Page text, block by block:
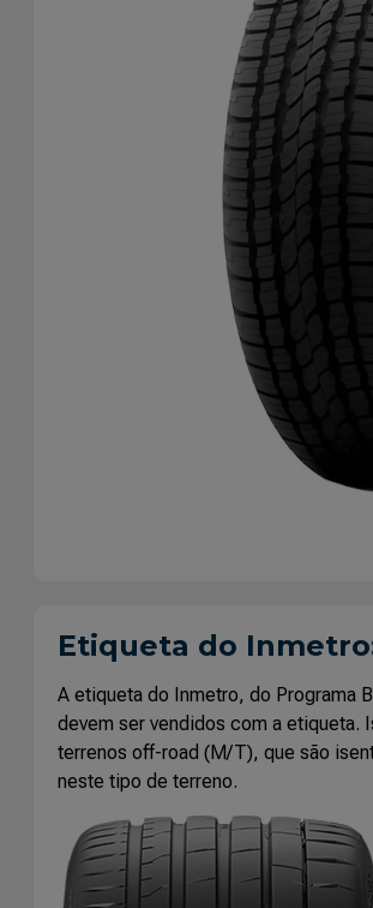
Etiqueta do
A etiqueta do Inmetro, do Programa
devem ser vendidos com a etiqueta.
terrenos off-road (M/T), que são
neste tipo de terreno.